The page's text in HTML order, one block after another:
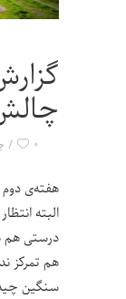
۰
هفته‌ی دوم
البته
درستی هم
هم تمرکز
سنگین